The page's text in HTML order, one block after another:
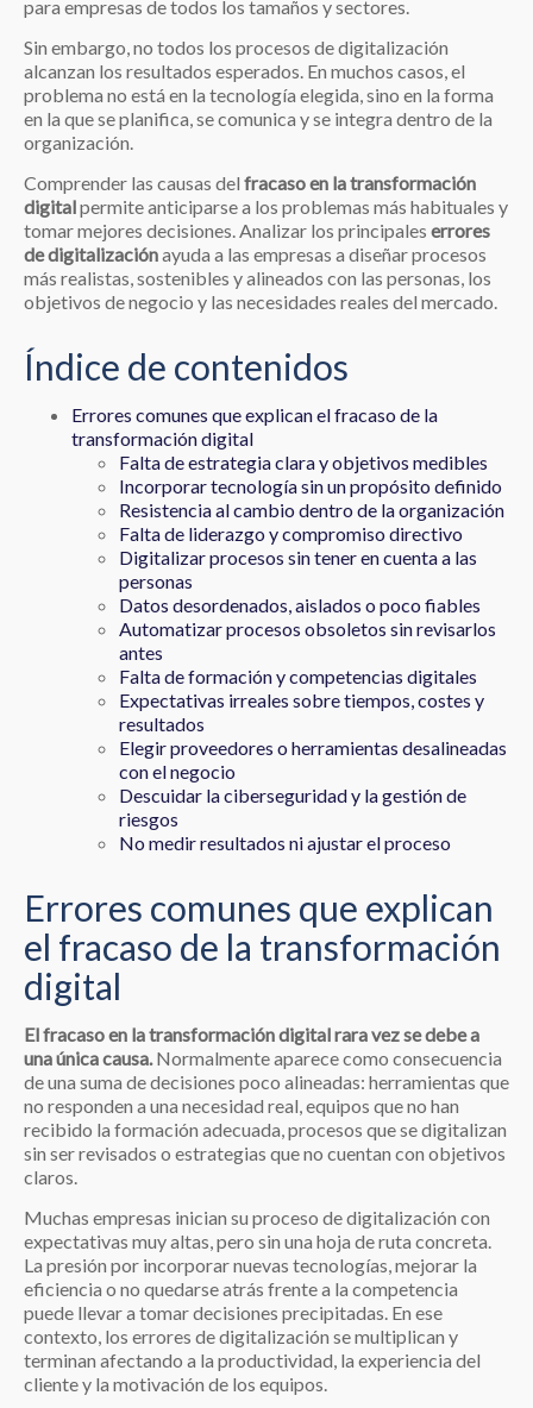
para empresas de todos los tamaños y sectores.
Sin embargo, no todos los procesos de digitalización
alcanzan los resultados esperados. En muchos casos, el
problema no está en la tecnología elegida, sino en la forma
en la que se planifica, se comunica y se integra dentro de la
organización.
Comprender las causas del fracaso en la transformación
digitalpermite anticiparse a los problemas más habituales y
tomar mejores decisiones. Analizar los principales errores
de digitalizaciónayuda a las empresas a diseñar procesos
más realistas, sostenibles y alineados con las personas, los
objetivos de negocio y las necesidades reales del mercado.
Índice de contenidos
Errores comunes que explican el fracaso de la
transformación digital
Falta de estrategia clara y objetivos medibles
Incorporar tecnología sin un propósito definido
Resistencia al cambio dentro de la organización
Falta de liderazgo y compromiso directivo
Digitalizar procesos sin tener en cuenta a las
personas
Datos desordenados, aislados o poco fiables
Automatizar procesos obsoletos sin revisarlos
antes
Falta de formación y competencias digitales
Expectativas irreales sobre tiempos, costes y
resultados
Elegir proveedores o herramientas desalineadas
con el negocio
Descuidar la ciberseguridad y la gestión de
riesgos
No medir resultados ni ajustar el proceso
Errores comunes que explican
el fracaso de la transformación
digital
El fracaso en la transformación digital rara vez se debe a
una única causa.Normalmente aparece como consecuencia
de una suma de decisiones poco alineadas: herramientas que
no responden a una necesidad real, equipos que no han
recibido la formación adecuada, procesos que se digitalizan
sin ser revisados o estrategias que no cuentan con objetivos
claros.
Muchas empresas inician su proceso de digitalización con
expectativas muy altas, pero sin una hoja de ruta concreta.
La presión por incorporar nuevas tecnologías, mejorar la
eficiencia o no quedarse atrás frente a la competencia
puede llevar a tomar decisiones precipitadas. En ese
contexto, los errores de digitalización se multiplican y
terminan afectando a la productividad, la experiencia del
cliente y la motivación de los equipos.